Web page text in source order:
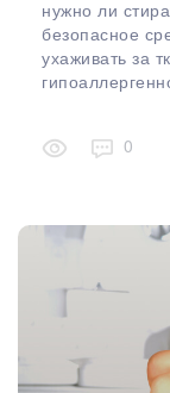
нужно ли
безопасное
ухаживать за
0